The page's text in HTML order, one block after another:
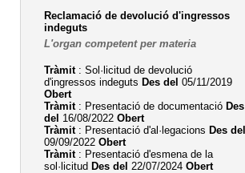
Reclamació de devolució d'ingressos
indeguts
L'organ competent per materia
Tràmit: Sol·licitud de devolució
d'ingressos indeguts Des del 05/11/2019
Obert
Tràmit: Presentació de documentació Des
del 16/08/2022 Obert
Tràmit: Presentació d'al·legacions Des del
09/09/2022 Obert
Tràmit: Presentació d'esmena de la
sol·licitud Des del 22/07/2024 Obert